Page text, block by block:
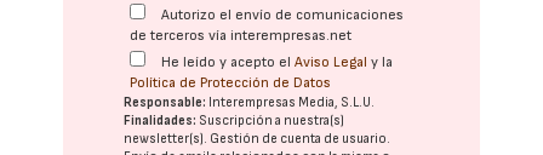
Autorizo el envío de comunicaciones
de terceros vía interempresas.net
He leído y acepto elAviso Legal y la
Política de Protección de Datos
Responsable: Interempresas Media, S.L.U.
Finalidades: Suscripción a nuestra(s)
newsletter(s). Gestión de cuenta de usuario.